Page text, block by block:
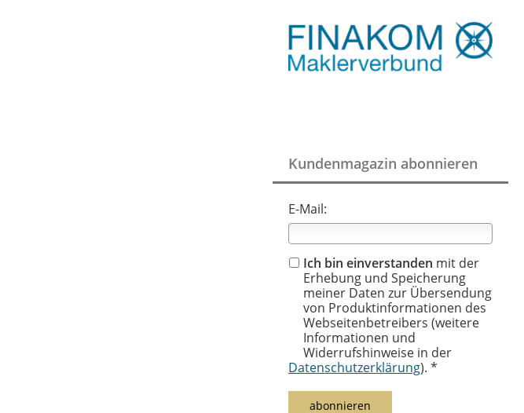
Kundenmagazin abonnieren
E-Mail:
Ich bin einverstanden mit der
Erhebung und Speicherung
meiner Daten zur Übersendung
von Produktinformationen des
Webseitenbetreibers (weitere
Informationen und
Widerrufshinweise in der
Datenschutzerklärung). *